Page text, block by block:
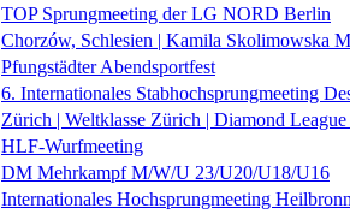
TOP Sprungmeeting der LG NORD Berlin
Chorzów, Schlesien | Kamila Skolimowska
Pfungstädter Abendsportfest
6. Internationales Stabhochsprungmeeting
Zürich | Weltklasse Zürich | Diamond
HLF-Wurfmeeting
DM Mehrkampf M/W/U 23/U20/U18/U16
Internationales Hochsprungmeeting